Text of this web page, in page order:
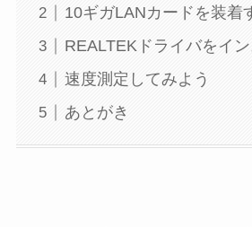
10ギガLANカードを装着
REALTEKドライバをイ
速度測定してみよう
あとがき